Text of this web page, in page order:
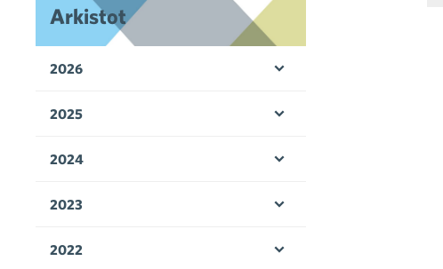
Arkistot
2026
2025
2024
2023
2022